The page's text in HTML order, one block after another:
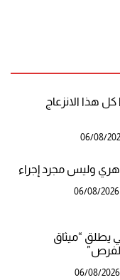
هذا الانزعاج
06/08/
وليس مجرد إجراء
06/08/2026
يطلق “ميثاق
06/08/2026